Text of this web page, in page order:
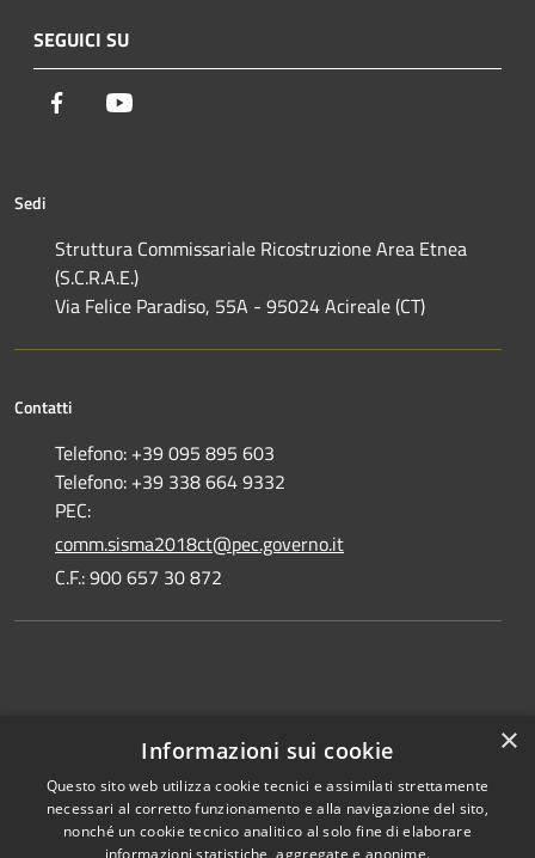
SEGUICI SU
Facebook
Sedi
Struttura Commissariale Ricostruzione Area Etnea
(S.C.R.A.E.)
Via Felice Paradiso, 55A - 95024 Acireale (CT)
Contatti
Telefono: +39 095 895 603
Telefono: +39 338 664 9332
PEC:
comm.sisma2018ct@pec.governo.it
C.F.: 900 657 30 872
Dichiarazione di accessibilità
×
Informazioni sui cookie
Questo sito web utilizza cookie tecnici e assimilati strettamente
necessari al corretto funzionamento e alla navigazione del sito,
nonché un cookie tecnico analitico al solo fine di elaborare
informazioni statistiche, aggregate e anonime.